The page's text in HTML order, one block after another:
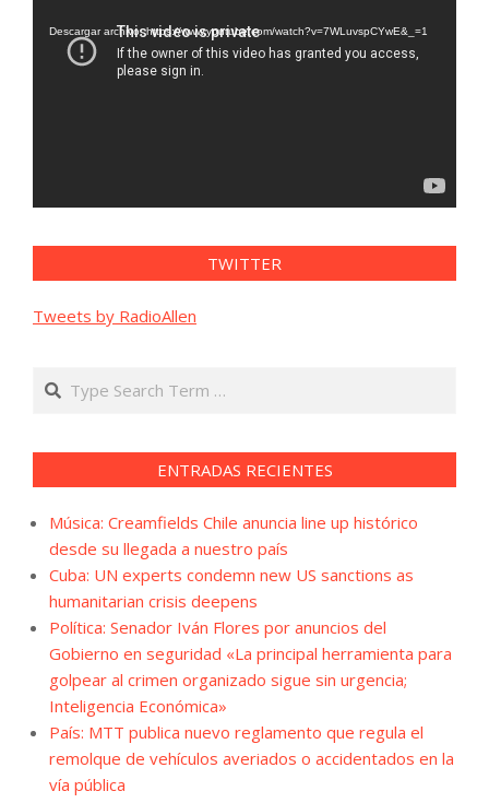
vídeo
Descargar archivo: https://www.youtube.com/watch?v=7WLuvspCYwE&_=1
TWITTER
Tweets by RadioAllen
Search
ENTRADAS RECIENTES
Música: Creamfields Chile anuncia line up histórico
desde su llegada a nuestro país
Cuba: UN experts condemn new US sanctions as
humanitarian crisis deepens
Política: Senador Iván Flores por anuncios del
Gobierno en seguridad «La principal herramienta para
golpear al crimen organizado sigue sin urgencia;
Inteligencia Económica»
País: MTT publica nuevo reglamento que regula el
remolque de vehículos averiados o accidentados en la
vía pública